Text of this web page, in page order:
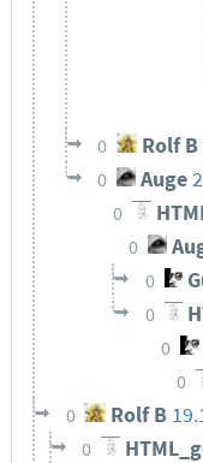
0 Rolf B
0 Auge
0
0
0
0
0
0
0 Rolf B
0